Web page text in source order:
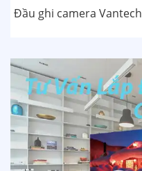
Đầu ghi camera Vantech